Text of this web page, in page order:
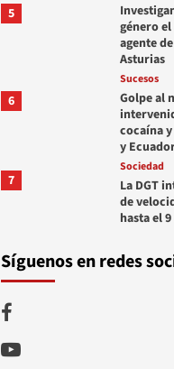
5
género
agente
Asturias
6
Sucesos
Golpe al
cocaína
y
7
Sociedad
La DGT
de
hasta el
Síguenos en redes
Facebook
Youtube